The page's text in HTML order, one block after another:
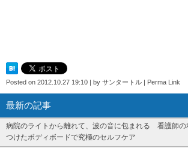
Posted on 2012.10.27 19:10 | by サンタートル | Perma Link
最新の記事
病院のライトから離れて、波の音に包まれる 看護師の
つけたボディボードで究極のセルフケア